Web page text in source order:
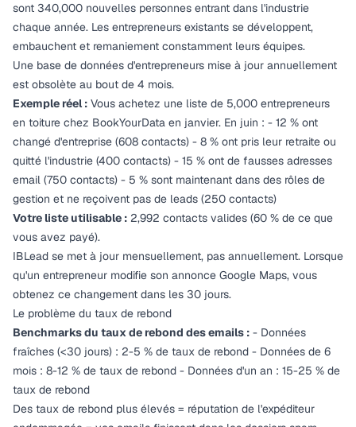
sont 340,000 nouvelles personnes entrant dans l'industrie
chaque année. Les entrepreneurs existants se développent,
embauchent et remaniement constamment leurs équipes.
Une base de données d'entrepreneurs mise à jour annuellement
est obsolète au bout de 4 mois.
Exemple réel : Vous achetez une liste de 5,000 entrepreneurs
en toiture chez BookYourData en janvier. En juin : - 12 % ont
changé d'entreprise (608 contacts) - 8 % ont pris leur retraite ou
quitté l'industrie (400 contacts) - 15 % ont de fausses adresses
email (750 contacts) - 5 % sont maintenant dans des rôles de
gestion et ne reçoivent pas de leads (250 contacts)
Votre liste utilisable : 2,992 contacts valides (60 % de ce que
vous avez payé).
IBLead se met à jour mensuellement, pas annuellement. Lorsque
qu'un entrepreneur modifie son annonce Google Maps, vous
obtenez ce changement dans les 30 jours.
Le problème du taux de rebond
Benchmarks du taux de rebond des emails : - Données
fraîches (<30 jours) : 2-5 % de taux de rebond - Données de 6
mois : 8-12 % de taux de rebond - Données d'un an : 15-25 % de
taux de rebond
Des taux de rebond plus élevés = réputation de l'expéditeur